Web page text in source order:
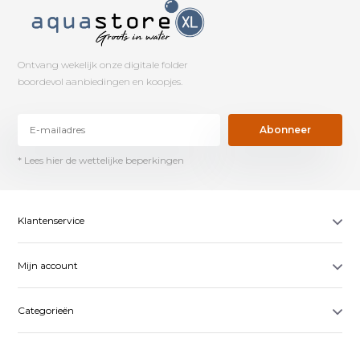
Ontvang wekelijk onze digitale folder
boordevol aanbiedingen en koopjes.
Abonneer
* Lees hier de wettelijke beperkingen
Klantenservice
Mijn account
Categorieën